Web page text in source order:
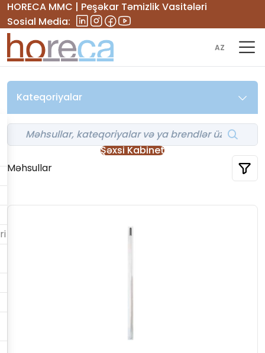
HORECA MMC | Peşəkar Təmizlik Vasitələri
Sosial Media:
AZ
Kateqoriyalar
Şəxsi Kabinet
Məhsullar